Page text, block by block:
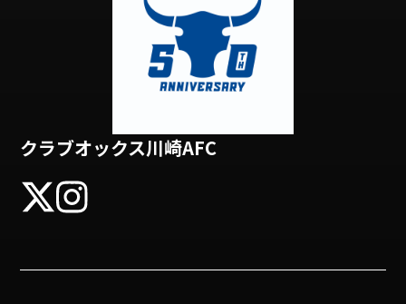
クラブオックス川崎AFC